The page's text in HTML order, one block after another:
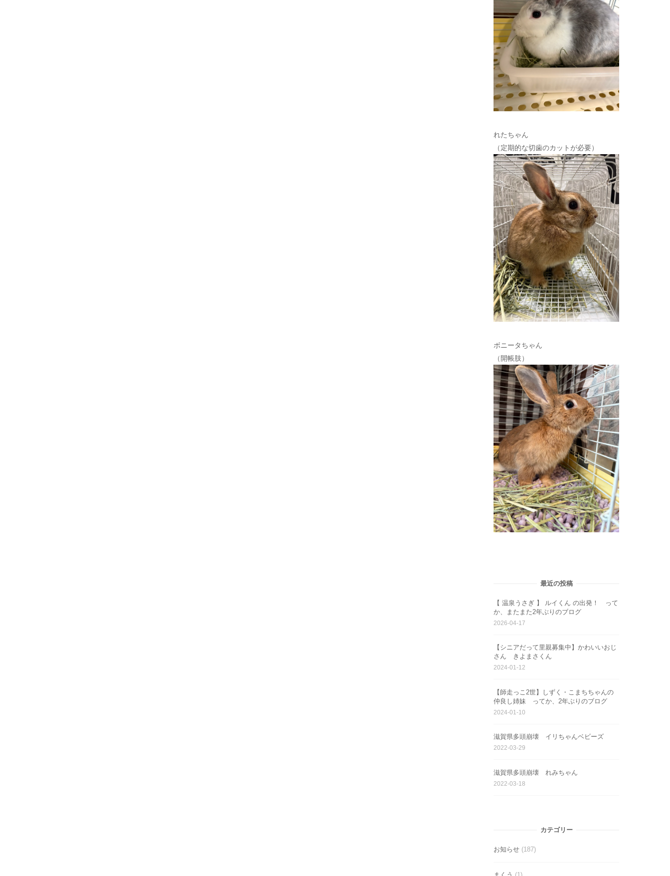
れたちゃん
（定期的な切歯のカットが必要）
ボニータちゃん
（開帳肢）
最近の投稿
【 温泉うさぎ 】 ルイくん の出発！ って
か、またまた2年ぶりのブログ
2026-04-17
【シニアだって里親募集中】かわいいおじ
さん きよまさくん
2024-01-12
【師走っこ2世】しずく・こまちちゃんの
仲良し姉妹 ってか、2年ぶりのブログ
2024-01-10
滋賀県多頭崩壊 イリちゃんベビーズ
2022-03-29
滋賀県多頭崩壊 れみちゃん
2022-03-18
カテゴリー
お知らせ (187)